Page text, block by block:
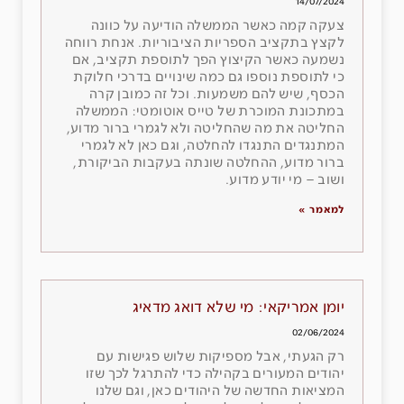
צעקה קמה כאשר הממשלה הודיעה על כוונה
לקצץ בתקציב הספריות הציבוריות. אנחת רווחה
נשמעה כאשר הקיצוץ הפך לתוספת תקציב, אם
כי לתוספת נוספו גם כמה שינויים בדרכי חלוקת
הכסף, שיש להם משמעות. וכל זה כמובן קרה
במתכונת המוכרת של טייס אוטומטי: הממשלה
החליטה את מה שהחליטה ולא לגמרי ברור מדוע,
המתנגדים התנגדו להחלטה, וגם כאן לא לגמרי
ברור מדוע, ההחלטה שונתה בעקבות הביקורת,
ושוב – מי יודע מדוע.
למאמר »
יומן אמריקאי: מי שלא דואג מדאיג
02/06/2024
רק הגעתי, אבל מספיקות שלוש פגישות עם
יהודים המעורים בקהילה כדי להתרגל לכך שזו
המציאות החדשה של היהודים כאן, וגם שלנו